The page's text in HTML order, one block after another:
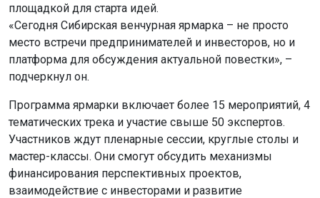
площадкой для старта идей.
«Сегодня Сибирская венчурная ярмарка – не просто
место встречи предпринимателей и инвесторов, но и
платформа для обсуждения актуальной повестки», –
подчеркнул он.
Программа ярмарки включает более 15 мероприятий, 4
тематических трека и участие свыше 50 экспертов.
Участников ждут пленарные сессии, круглые столы и
мастер-классы. Они смогут обсудить механизмы
финансирования перспективных проектов,
взаимодействие с инвесторами и развитие